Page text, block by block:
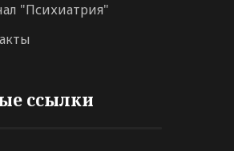
"Психиатрия"
ссылки